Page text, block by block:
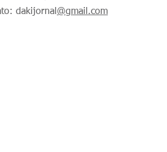
dakijornal @gmail.com